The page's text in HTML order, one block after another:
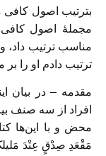
بترتیب اصول
مجملهٔ اصول
مناسب ترتیب داد،
ترتیب دادم او را
مقدمه – در بیان
افراد از سه صنف
محض و با این‌ها
مَقْعَدِ صِدْقٍ عِنْدَ